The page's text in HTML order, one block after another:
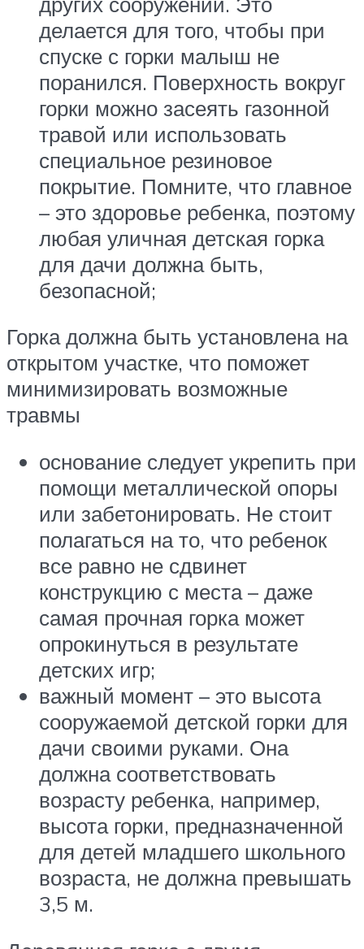
делается для того, чтобы при
спуске с горки малыш не
поранился. Поверхность вокруг
горки можно засеять газонной
травой или использовать
специальное резиновое
покрытие. Помните, что главное
– это здоровье ребенка, поэтому
любая уличная детская горка
для дачи должна быть,
безопасной;
Горка должна быть установлена на
открытом участке, что поможет
минимизировать возможные
травмы
основание следует укрепить при
помощи металлической опоры
или забетонировать. Не стоит
полагаться на то, что ребенок
все равно не сдвинет
конструкцию с места – даже
самая прочная горка может
опрокинуться в результате
детских игр;
важный момент – это высота
сооружаемой детской горки для
дачи своими руками. Она
должна соответствовать
возрасту ребенка, например,
высота горки, предназначенной
для детей младшего школьного
возраста, не должна превышать
3,5 м.